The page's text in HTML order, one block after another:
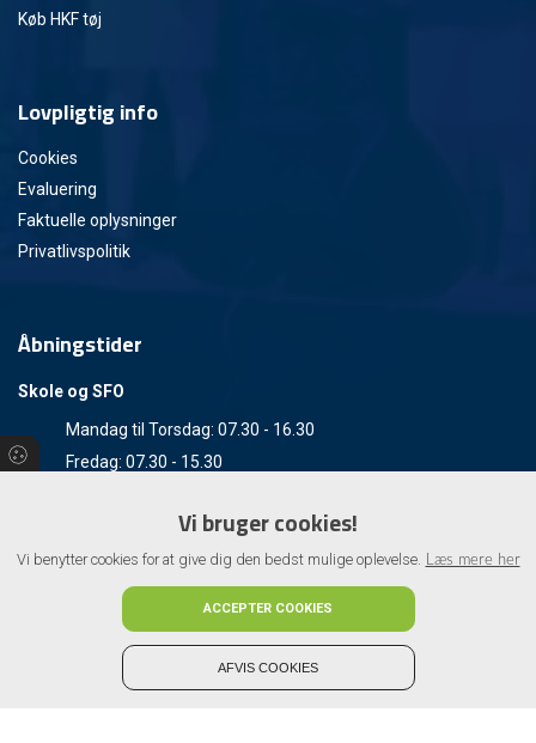
Køb HKF tøj
Lovpligtig info
Cookies
Evaluering
Faktuelle oplysninger
Privatlivspolitik
Åbningstider
Skole og SFO
Mandag til Torsdag: 07.30 - 16.30
Fredag: 07.30 - 15.30
Mandag til Fredag: 7.45 - 14.00
Lørdag - Søndag: Lukket
Copyright © 2026 - Haderslev Kristne Friskole
Vi bruger cookies!
Vi benytter cookies for at give dig den bedst mulige oplevelse. Læs mere her
ACCEPTER COOKIES
AFVIS COOKIES